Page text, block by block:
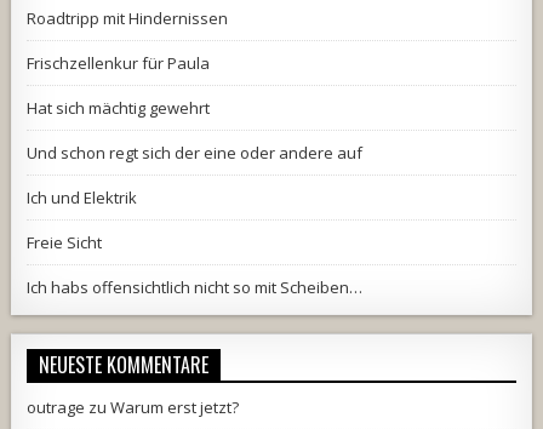
Roadtripp mit Hindernissen
Frischzellenkur für Paula
Hat sich mächtig gewehrt
Und schon regt sich der eine oder andere auf
Ich und Elektrik
Freie Sicht
Ich habs offensichtlich nicht so mit Scheiben…
NEUESTE KOMMENTARE
outrage zuWarum erst jetzt?